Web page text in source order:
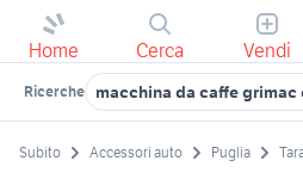
Home Cerca Vendi
Ricerche macchina da caffe
Subito Accessori auto Puglia